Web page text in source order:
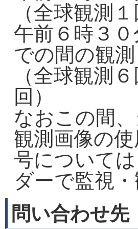
（全球観測
午前６時３
での間の観測
（全球観測
回）
なおこの間
観測画像の
号について
ダーで監視
問い合わせ先